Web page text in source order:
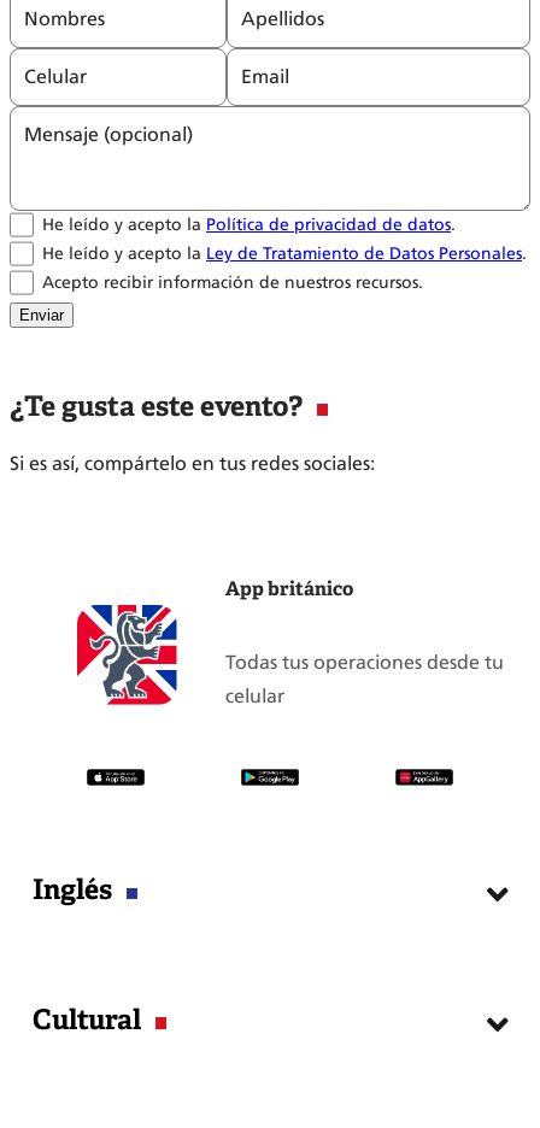
Nombres Apellidos
Celular Email
Mensaje (opcional)
He leído y acepto la Política de privacidad de datos.
He leído y acepto la Ley de Tratamiento de Datos Personales.
Acepto recibir información de nuestros recursos.
Enviar
¿Te gusta este evento?
Si es así, compártelo en tus redes sociales:
App británico
Todas tus operaciones desde tu
celular
Inglés
Matrícula
Cultural